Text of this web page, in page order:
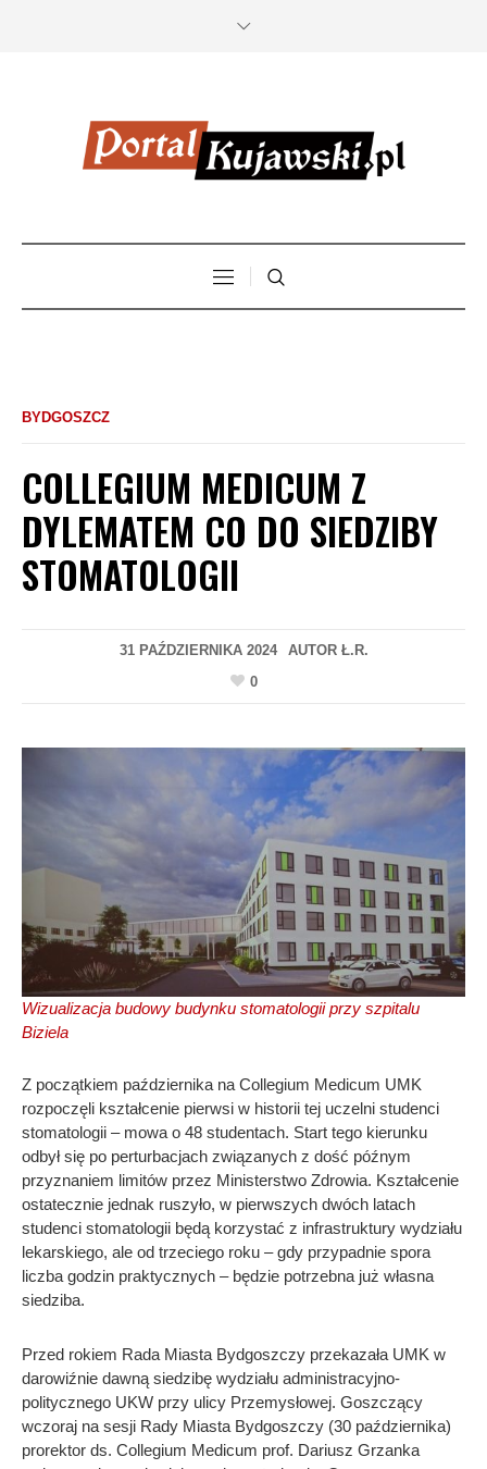
BYDGOSZCZ
COLLEGIUM MEDICUM Z
DYLEMATEM CO DO SIEDZIBY
STOMATOLOGII
31 PAŹDZIERNIKA 2024 AUTOR Ł.R.
0
Wizualizacja budowy budynku stomatologii przy szpitalu
Biziela
Z początkiem października na Collegium Medicum UMK
rozpoczęli kształcenie pierwsi w historii tej uczelni studenci
stomatologii – mowa o 48 studentach. Start tego kierunku
odbył się po perturbacjach związanych z dość późnym
przyznaniem limitów przez Ministerstwo Zdrowia. Kształcenie
ostatecznie jednak ruszyło, w pierwszych dwóch latach
studenci stomatologii będą korzystać z infrastruktury wydziału
lekarskiego, ale od trzeciego roku – gdy przypadnie spora
liczba godzin praktycznych – będzie potrzebna już własna
siedziba.
Przed rokiem Rada Miasta Bydgoszczy przekazała UMK w
darowiźnie dawną siedzibę wydziału administracyjno-
politycznego UKW przy ulicy Przemysłowej. Goszczący
wczoraj na sesji Rady Miasta Bydgoszczy (30 października)
prorektor ds. Collegium Medicum prof. Dariusz Grzanka